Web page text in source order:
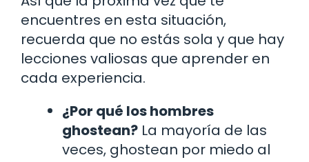
encuentres en esta situación,
recuerda que no estás sola y que hay
lecciones valiosas que aprender en
cada experiencia.
¿Por qué los hombres
ghostean? La mayoría de las
veces, ghostean por miedo al